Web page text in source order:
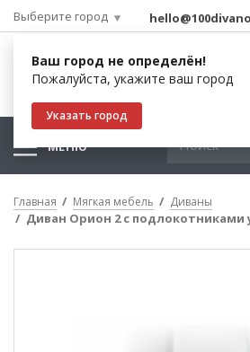
Выберите город
Ваш город не определён!
Пожалуйста, укажите ваш город
Указать город
МЕНЮ
Главная Мягкая мебель Диваны
Диван Орион 2 с подлокотниками